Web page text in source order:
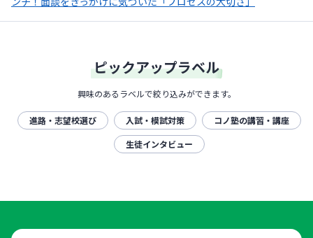
ピックアップラベル
興味のあるラベルで絞り込みができます。
進路・志望校選び 入試・模試対策
コノ塾の講習・講座
生徒インタビュー